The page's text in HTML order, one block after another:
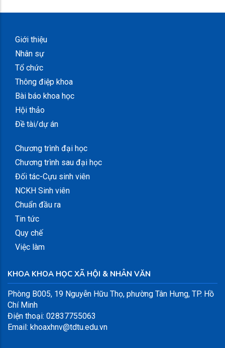
Giới thiệu
Nhân sự
Tổ chức
Thông điệp khoa
Bài báo khoa học
Hội thảo
Đề tài/dự án
Chương trình đại học
Chương trình sau đại học
Đối tác-Cựu sinh viên
NCKH Sinh viên
Chuẩn đầu ra
Tin tức
Quy chế
Việc làm
KHOA KHOA HỌC XÃ HỘI & NHÂN VĂN
Phòng B005, 19 Nguyễn Hữu Thọ, phường Tân Hưng, TP. Hồ
Chí Minh
Điện thoại: 02837755063
Email: khoaxhnv@tdtu.edu.vn